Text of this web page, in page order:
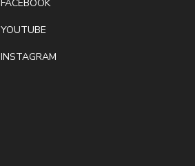
FACEBOOK
YOUTUBE
INSTAGRAM